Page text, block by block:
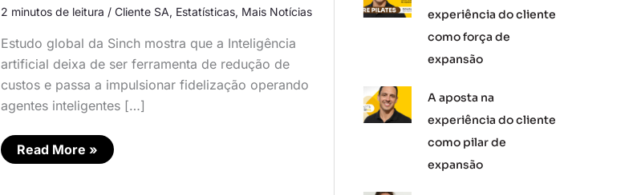
2 minutos de leitura / Cliente SA, Estatísticas, Mais Notícias
Estudo global da Sinch mostra que a Inteligência
artificial deixa de ser ferramenta de redução de
custos e passa a impulsionar fidelização operando
agentes inteligentes […]
para
clientes
Read More »
experiência do cliente
como força de
expansão
A aposta na
experiência do cliente
como pilar de
expansão